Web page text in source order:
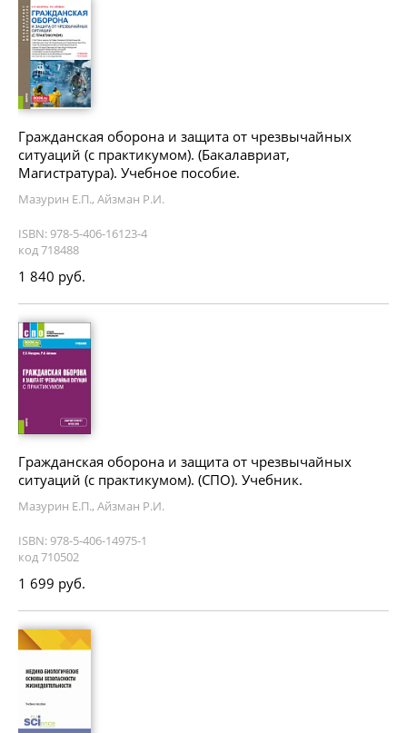
Гражданская оборона и защита от чрезвычайных
ситуаций (с практикумом). (Бакалавриат,
Магистратура). Учебное пособие.
Мазурин Е.П., Айзман Р.И.
ISBN: 978-5-406-16123-4
код 718488
1 840 руб.
Гражданская оборона и защита от чрезвычайных
ситуаций (с практикумом). (СПО). Учебник.
Мазурин Е.П., Айзман Р.И.
ISBN: 978-5-406-14975-1
код 710502
1 699 руб.